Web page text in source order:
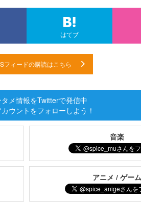
はてブ
フィードの購読はこちら
メ情報をTwitterで発信中
ウントをフォローしよう！
音楽
アニメ / ゲー